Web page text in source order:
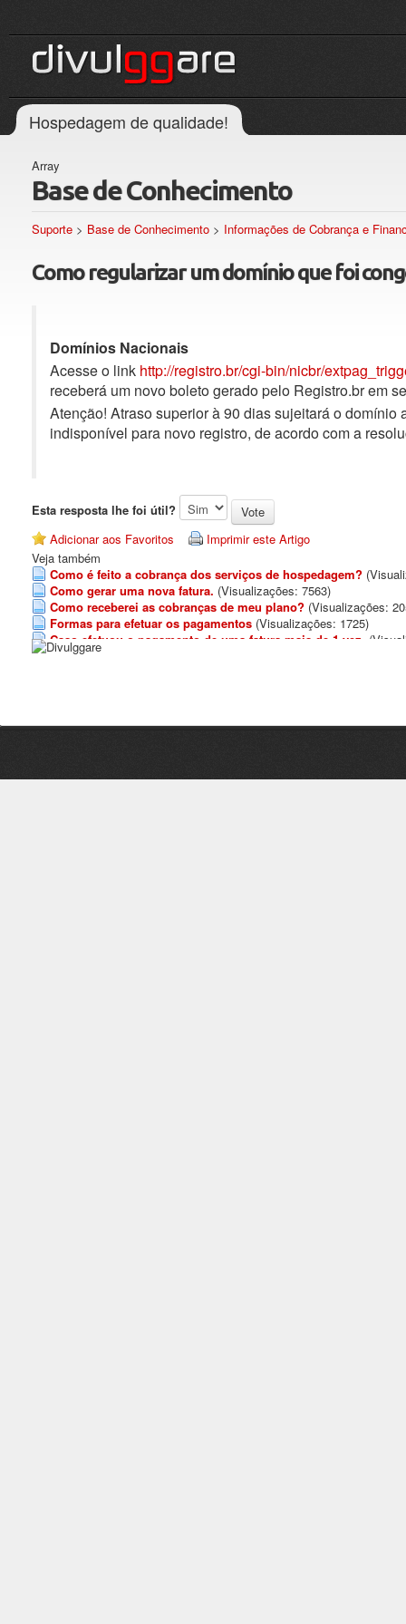
Hospedagem de qualidade!
Array
Base de Conhecimento
Suporte > Base de Conhecimento > Informações de Cobrança e
Como regularizar um domínio que foi
Domínios Nacionais
Acesse o link http://registro.br/cgi-bin/nicbr/
receberá um novo boleto gerado pelo Registro.br em
Atenção! Atraso superior à 90 dias sujeitará o
indisponível para novo registro, de acordo com a
Esta resposta lhe foi útil?
Adicionar aos Favoritos
Imprimir este Artigo
Veja também
Como é feito a cobrança dos serviços de hospedagem?
Como gerar uma nova fatura. (Visualizações: 7563)
Como receberei as cobranças de meu plano? (Visualizações:
Formas para efetuar os pagamentos (Visualizações: 1725)
Caso efetuou o pagamento de uma fatura mais de 1 vez.